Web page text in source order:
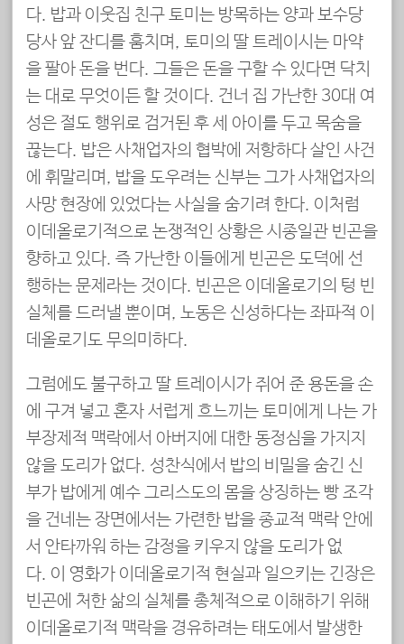
다. 밥과 이웃집 친구 토미는 방목하는 양과 보수당
당사 앞 잔디를 훔치며, 토미의 딸 트레이시는 마약
을 팔아 돈을 번다. 그들은 돈을 구할 수 있다면 닥치
는 대로 무엇이든 할 것이다. 건너 집 가난한 30대 여
성은 절도 행위로 검거된 후 세 아이를 두고 목숨을
끊는다. 밥은 사채업자의 협박에 저항하다 살인 사건
에 휘말리며, 밥을 도우려는 신부는 그가 사채업자의
사망 현장에 있었다는 사실을 숨기려 한다. 이처럼
이데올로기적으로 논쟁적인 상황은 시종일관 빈곤을
향하고 있다. 즉 가난한 이들에게 빈곤은 도덕에 선
행하는 문제라는 것이다. 빈곤은 이데올로기의 텅 빈
실체를 드러낼 뿐이며, 노동은 신성하다는 좌파적 이
데올로기도 무의미하다.
그럼에도 불구하고 딸 트레이시가 쥐어 준 용돈을 손
에 구겨 넣고 혼자 서럽게 흐느끼는 토미에게 나는 가
부장제적 맥락에서 아버지에 대한 동정심을 가지지
않을 도리가 없다. 성찬식에서 밥의 비밀을 숨긴 신
부가 밥에게 예수 그리스도의 몸을 상징하는 빵 조각
을 건네는 장면에서는 가련한 밥을 종교적 맥락 안에
서 안타까워 하는 감정을 키우지 않을 도리가 없
다. 이 영화가 이데올로기적 현실과 일으키는 긴장은
빈곤에 처한 삶의 실체를 총체적으로 이해하기 위해
이데올로기적 맥락을 경유하려는 태도에서 발생한